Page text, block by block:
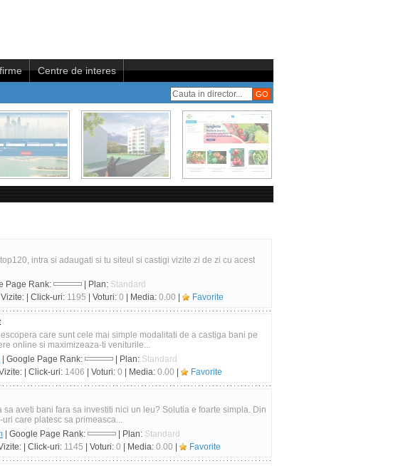
Centre de interes
intra si adaugati si tu siteul si castigi vizite zi de zi cu acest
Page Rank: | Plan: Standard
| Vizite: | Click-uri: 1195 | Voturi: 0 | Media: 0.00 Favorite
care sunt cele mai simple modalitati de a castiga bani pe
online si maximizeaza-ti veniturile...
| Google Page Rank: | Plan: Standard
| Click-uri: 1406 | Voturi: 0 | Media: 0.00 Favorite
sa aveti bani fara sa investiti nici un leu? Solutia e foarte simpla. Din
care platesc sa primeasca...
| Google Page Rank: | Plan: Standard
| Click-uri: 1145 | Voturi: 0 | Media: 0.00 Favorite